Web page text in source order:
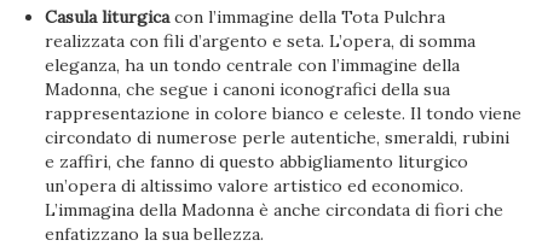
Casula liturgicacon l’immagine della Tota Pulchra
realizzata con fili d’argento e seta. L’opera, di somma
eleganza, ha un tondo centrale con l’immagine della
Madonna, che segue i canoni iconografici della sua
rappresentazione in colore bianco e celeste. Il tondo viene
circondato di numerose perle autentiche, smeraldi, rubini
e zaffiri, che fanno di questo abbigliamento liturgico
un’opera di altissimo valore artistico ed economico.
L’immagina della Madonna è anche circondata di fiori che
enfatizzano la sua bellezza.